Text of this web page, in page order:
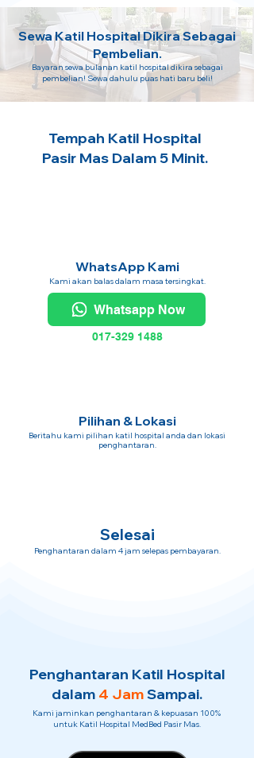
Sewa Katil Hospital Dikira Sebagai
Pembelian.
Bayaran sewa bulanan katil hospital dikira sebagai
pembelian! Sewa dahulu puas hati baru beli!
Tempah Katil Hospital
Pasir Mas Dalam 5 Minit.
WhatsApp Kami
Kami akan balas dalam masa tersingkat.
Whatsapp Now
017-329 1488
Pilihan & Lokasi
Beritahu kami pilihan katil hospital anda dan lokasi
penghantaran.
Selesai
Penghantaran dalam 4 jam selepas pembayaran.
Penghantaran Katil Hospital
dalam 4 JamSampai.
Kami jaminkan penghantaran & kepuasan 100%
untuk Katil Hospital MedBed Pasir Mas.